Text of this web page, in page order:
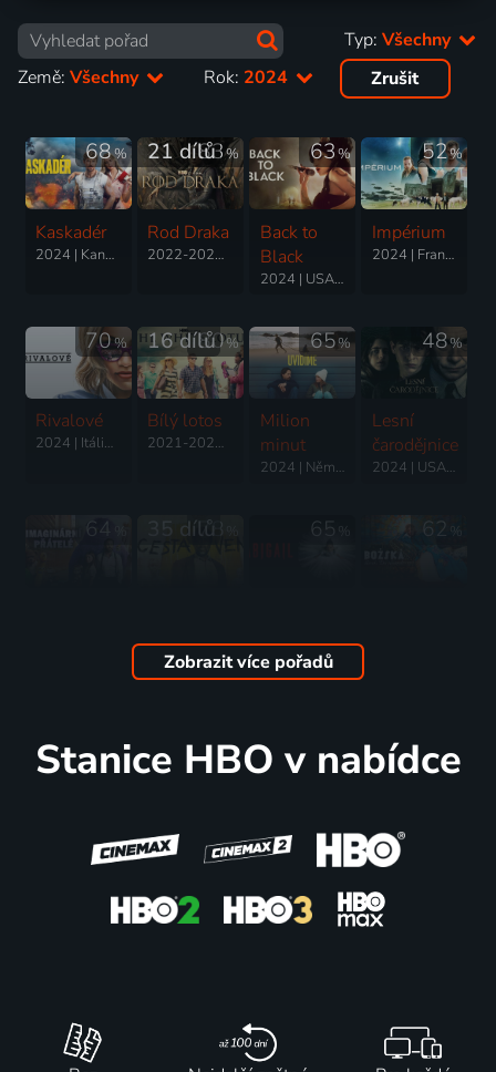
Typ: Všechny
Země: Všechny Rok: 2024 Zrušit
68%
Kaskadér
2024 | Kanada, Austrálie, USA | Komedie, Akční, Drama, Romantický
83%
21 dílů
Rod Draka
2022-2026 | USA | Thriller, Akční, Dobrodružný, Drama, Fantasy, Romantický, Pohádka
63%
Back to
Black
2024 | USA, Francie | Životopisný, Drama, Hudební
52%
Impérium
2024 | Francie, Itálie, Německo, Belgie, Portugalsko | Komedie, Dobrodružný, Drama, Science Fiction
70%
Rivalové
2024 | Itálie, USA | Romantický, Drama, Sport
80%
16 dílů
Bílý lotos
2021-2025 | USA | Komedie, Drama, Mysteriózní
65%
Milion
minut
2024 | Německo | Drama
48%
Lesní
čarodějnice
2024 | USA | Horor, Thriller
64 78
35 dílů 65 62
Úplně
2024 | USA | Drama, Hudební, Životopisný
% 70 %
2024 | USA | Komedie, Drama
63 %
Zobrazit více pořadů
Stanice HBO v nabídce